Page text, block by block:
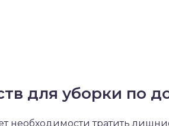
для уборки по
необходимости тратить